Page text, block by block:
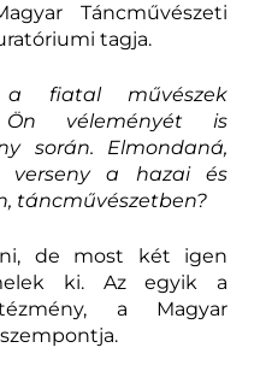
Táncművészeti
tagja.
a fiatal művészek
véleményét is
során. Elmondaná,
a hazai és
táncművészetben?
de most két igen
ki. Az egyik a
a Magyar